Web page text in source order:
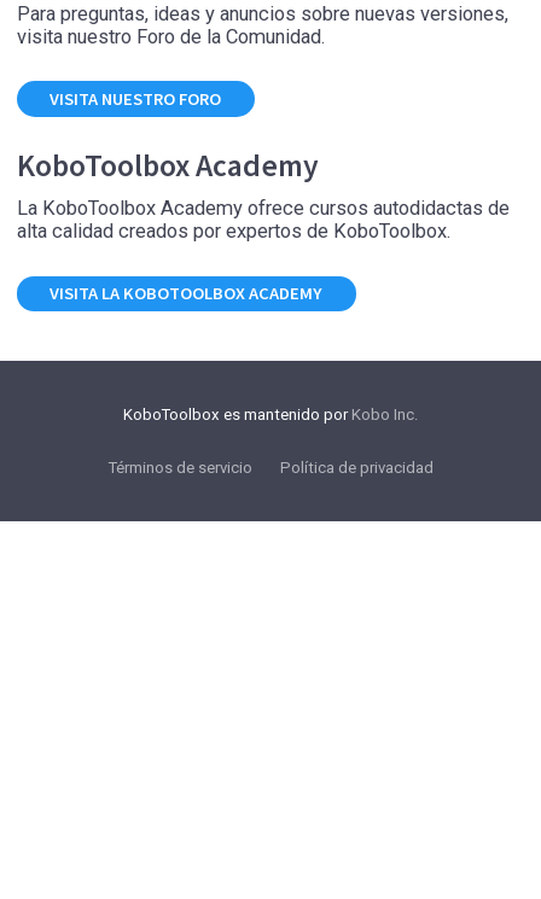
Para preguntas, ideas y anuncios sobre nuevas versiones,
visita nuestro Foro de la Comunidad.
VISITA NUESTRO FORO
KoboToolbox Academy
La KoboToolbox Academy ofrece cursos autodidactas de
alta calidad creados por expertos de KoboToolbox.
VISITA LA KOBOTOOLBOX ACADEMY
KoboToolbox es mantenido por Kobo Inc.
Términos de servicio Política de privacidad